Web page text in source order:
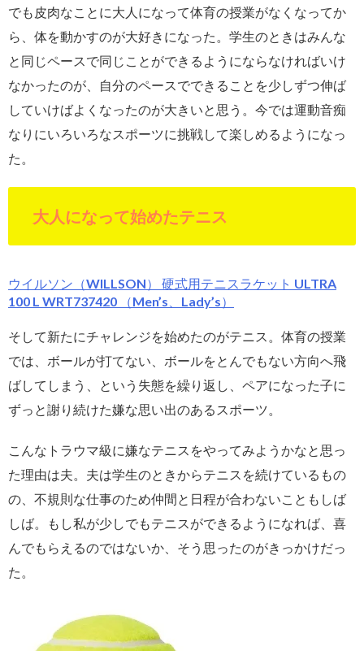
でも皮肉なことに大人になって体育の授業がなくなってか
ら、体を動かすのが大好きになった。学生のときはみんな
と同じペースで同じことができるようにならなければいけ
なかったのが、自分のペースでできることを少しずつ伸ば
していけばよくなったのが大きいと思う。今では運動音痴
なりにいろいろなスポーツに挑戦して楽しめるようになっ
た。
大人になって始めたテニス
ウイルソン（WILLSON） 硬式用テニスラケット ULTRA
100 L WRT737420 （Men’s、Lady’s）
そして新たにチャレンジを始めたのがテニス。体育の授業
では、ボールが打てない、ボールをとんでもない方向へ飛
ばしてしまう、という失態を繰り返し、ペアになった子に
ずっと謝り続けた嫌な思い出のあるスポーツ。
こんなトラウマ級に嫌なテニスをやってみようかなと思っ
た理由は夫。夫は学生のときからテニスを続けているもの
の、不規則な仕事のため仲間と日程が合わないこともしば
しば。もし私が少しでもテニスができるようになれば、喜
んでもらえるのではないか、そう思ったのがきっかけだっ
た。